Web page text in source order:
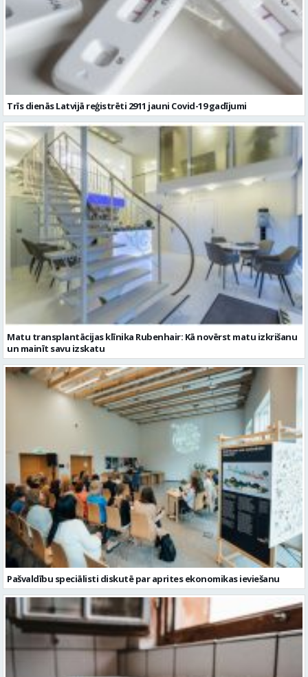
Trīs dienās Latvijā reģistrēti 2911 jauni Covid-19 gadījumi
Matu transplantācijas klīnika Rubenhair: Kā novērst matu izkrišanu
un mainīt savu izskatu
Pašvaldību speciālisti diskutē par aprites ekonomikas ieviešanu